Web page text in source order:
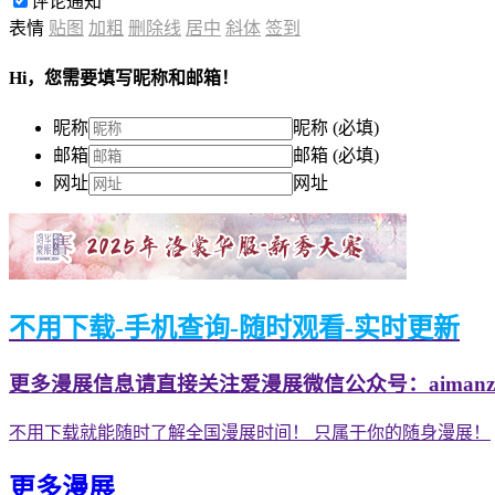
表情 贴图 加粗 删除线 居中 斜体 签到
Hi，您需要填写昵称和邮箱！
昵称
昵称 (必填)
邮箱
邮箱 (必填)
网址
网址
不用下载-手机查询-随时观看-实时更新
更多漫展信息请直接关注爱漫展微信公众号：
不用下载就能随时了解全国漫展时间！ 只属于你的随身漫展！
更多漫展